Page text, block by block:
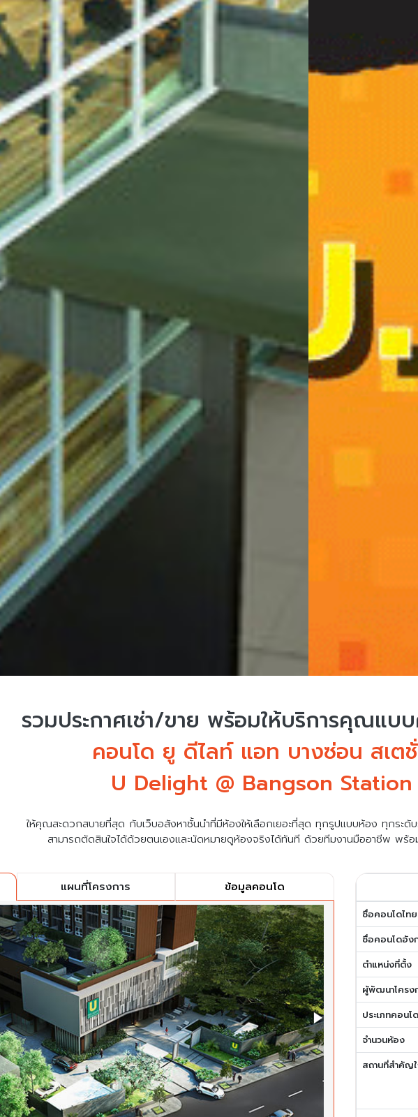
รวมประกาศเช่า/ขาย พร้อมให้บริการคุณแบ
คอนโด ยู ดีไลท์ แอท บางซ่อน สเต
U Delight @ Bangson Station
ให้คุณสะดวกสบายที่สุด กับเว็บอสังหาชั้นนำที่มีห้องให้เลือกเยอะที่สุด ทุกรูปแบบห้อง ทุกระดั
สามารถตัดสินใจได้ด้วยตนเองและนัดหมายดูห้องจริงได้ทันที ด้วยทีมงานมืออาชีพ พร้
แผนที่โครงการ ข้อมูลคอนโด
ชื่อคอนโดไทย
ชื่อคอนโดอัง
ตำแหน่งที่ตั้ง
ผู้พัฒนาโครง
ประเภทคอนโด
จำนวนห้อง
สถานที่สำคัญ